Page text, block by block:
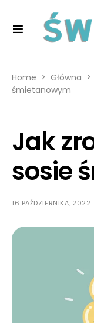
Home Główna
śmietanowym
Jak
sosie
16 PAŹDZIERNIKA, 2022